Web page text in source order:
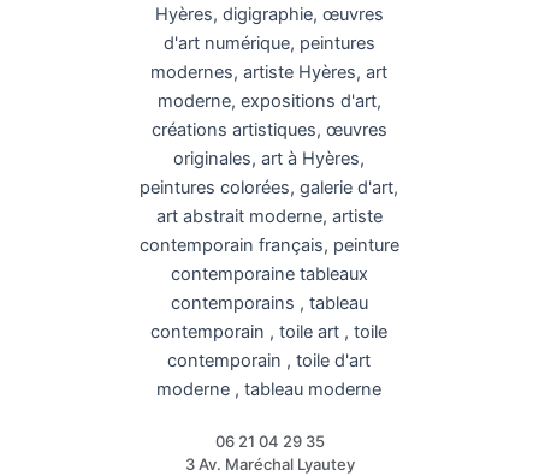
06 21 04 29 35
3 Av. Maréchal Lyautey